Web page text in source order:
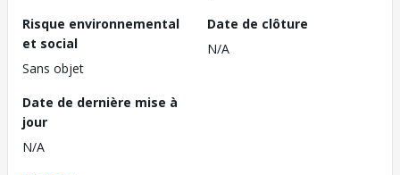
Risque environnemental
et social
Sans objet
Date de clôture
N/A
Date de dernière mise à
jour
N/A